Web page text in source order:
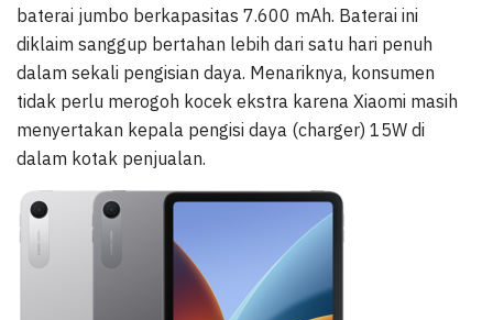
baterai jumbo berkapasitas 7.600 mAh. Baterai ini
diklaim sanggup bertahan lebih dari satu hari penuh
dalam sekali pengisian daya. Menariknya, konsumen
tidak perlu merogoh kocek ekstra karena Xiaomi masih
menyertakan kepala pengisi daya (charger) 15W di
dalam kotak penjualan.